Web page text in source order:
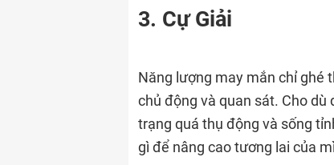
3. Cự Giải
Năng lượng may mắn chỉ ghé
chủ động và quan sát. Cho dù
trạng quá thụ động và sống
gì để nâng cao tương lai của